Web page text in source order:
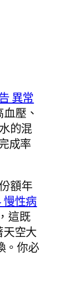
異常
壓、
的混
成率
額年
慢性病
這既
空大
。你必